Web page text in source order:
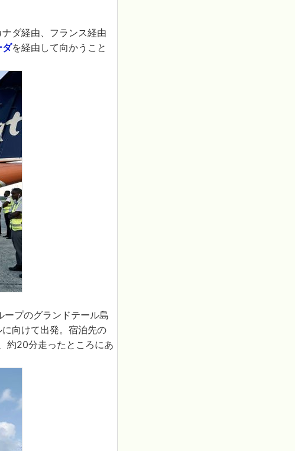
ダ経由、フランス経由
ダを経由して向かうこと
プのグランドテール島
向けて出発。宿泊先の
約20分走ったところにあ